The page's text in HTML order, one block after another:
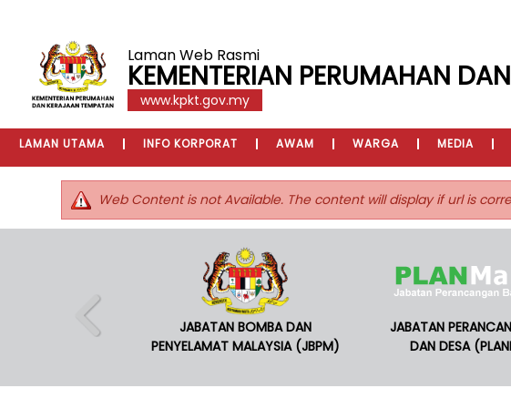
Laman Web Rasmi
KEMENTERIAN PERUMAHAN
www.kpkt.gov.my
LAMAN UTAMA INFO KORPORAT AWAM WARGA MEDIA
Web Content is not Available. The content will display if url is
JABATAN BOMBA DAN
PENYELAMAT MALAYSIA (JBPM)
JABATAN
DAN DESA